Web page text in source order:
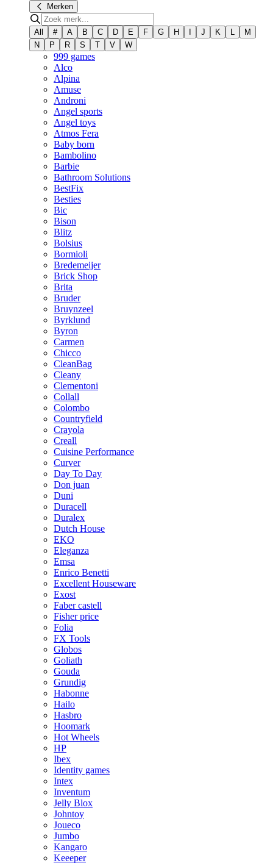
Merken
All # A B C D E F G H J K L
M
N
P R S T V W
999 games
Alco
Alpina
Amuse
Androni
Angel sports
Angel toys
Atmos Fera
Baby born
Bambolino
Barbie
Bathroom Solutions
BestFix
Besties
Bic
Bison
Blitz
Bolsius
Bormioli
Bredemeijer
Brick Shop
Brita
Bruder
Bruynzeel
Byrklund
Byron
Carmen
Chicco
CleanBag
Cleany
Clementoni
Collall
Colombo
Countryfield
Crayola
Creall
Cuisine Performance
Curver
Day To Day
Don juan
Duni
Duracell
Duralex
Dutch House
EKO
Eleganza
Emsa
Enrico Benetti
Excellent Houseware
Exost
Faber castell
Fisher price
Folia
FX Tools
Globos
Goliath
Gouda
Grundig
Habonne
Hailo
Hasbro
Hoomark
Hot Wheels
HP
Ibex
Identity games
Intex
Inventum
Jelly Blox
Johntoy
Joueco
Jumbo
Kangaro
Keeeper